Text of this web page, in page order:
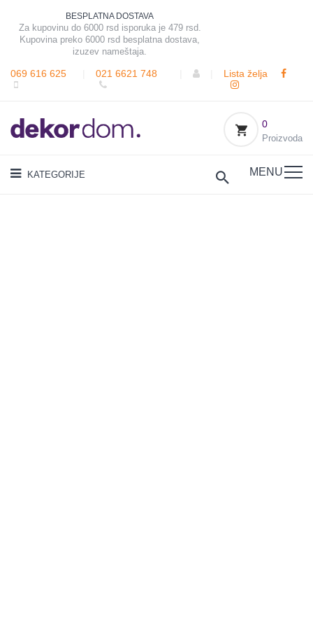
BESPLATNA DOSTAVA
Za kupovinu do 6000 rsd isporuka je 479 rsd.
Kupovina preko 6000 rsd besplatna dostava,
izuzev nameštaja.
069 616 625 021 6621 748 Lista želja
0
Proizvoda
KATEGORIJE MENU